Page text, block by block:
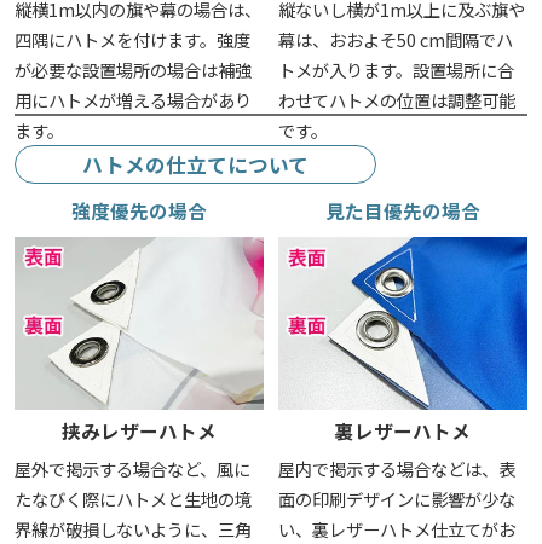
縦横1m以内の旗や幕の場合は、
四隅にハトメを付けます。強度
が必要な設置場所の場合は補強
用にハトメが増える場合があり
ます。
縦ないし横が1m以上に及ぶ旗や
幕は、おおよそ50 cm間隔でハ
トメが入ります。設置場所に合
わせてハトメの位置は調整可能
です。
ハトメの仕立てについて
強度優先の場合
挟みレザーハトメ
屋外で掲示する場合など、風に
たなびく際にハトメと生地の境
界線が破損しないように、三角
見た目優先の場合
裏レザーハトメ
屋内で掲示する場合などは、表
面の印刷デザインに影響が少な
い、裏レザーハトメ仕立てがお